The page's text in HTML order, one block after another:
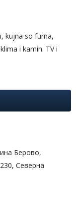
kujna so furna,
i kamin. TV i
Берово,
Северна